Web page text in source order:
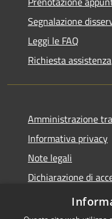
Segnalazione
Leggi le FAQ
Richiesta assistenza
Amministrazione
Informativa privacy
Note legali
Dichiarazione di
Privacy e